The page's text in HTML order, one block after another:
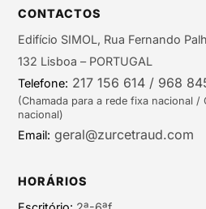
CONTACTOS
Edifício SIMOL, Rua Fernando
132 Lisboa – PORTUGAL
Telefone: 217 156 614 / 968
(Chamada para a rede fixa nacional /
nacional)
Email: geral@zurcetraud.com
HORÁRIOS